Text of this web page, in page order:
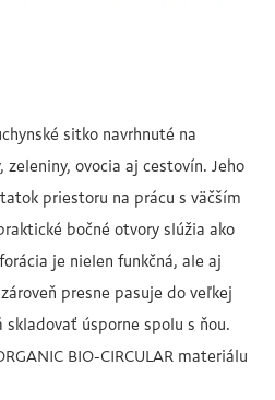
sitko navrhnuté na
zeleniny, ovocia aj cestovín. Jeho
priestoru na prácu s väčším
bočné otvory slúžia ako
je nielen funkčná, ale aj
presne pasuje do veľkej
skladovať úsporne spolu s ňou.
BIO-CIRCULAR materiálu